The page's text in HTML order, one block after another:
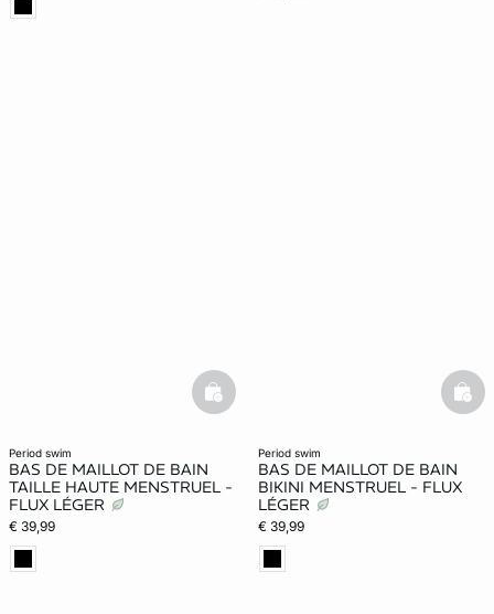
period swim
BAS DE MAILLOT DE BAIN
TAILLE HAUTE MENSTRUEL -
FLUX LÉGER
€ 39,99
basketfull
period swim
BAS DE MAILLOT DE BAIN
BIKINI MENSTRUEL - FLUX
LÉGER
€ 39,99